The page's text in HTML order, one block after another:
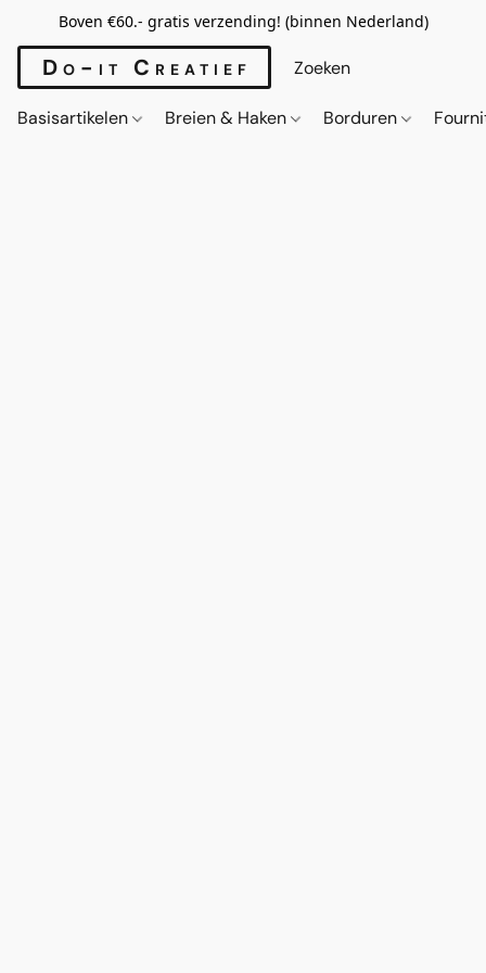
Boven €60.- gratis verzending! (binnen Nederland)
Do-it Creatief
Basisartikelen Breien & Haken Borduren